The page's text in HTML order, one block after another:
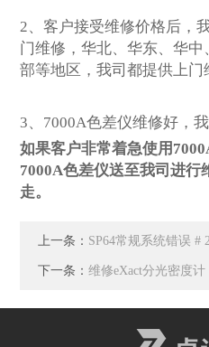
2、客户接受维修价格后，
门维修，华北、华东、华
部等地区，我司都提供上门
3、7000A色差仪维修好，
如果客户非常着急使用
7000A色差仪送至我司进行
走。
上一条： SP64常规系统错误 #
下一条：维修eXact分光密度计